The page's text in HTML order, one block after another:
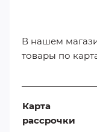
В нашем
товары по
Карта
рассрочки